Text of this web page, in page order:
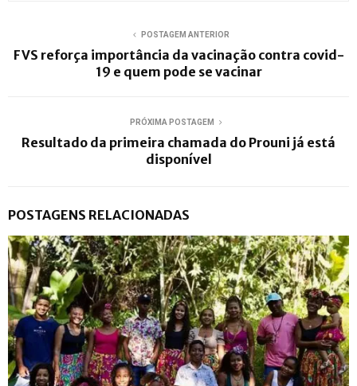
POSTAGEM ANTERIOR
FVS reforça importância da vacinação contra covid-
19 e quem pode se vacinar
PRÓXIMA POSTAGEM
Resultado da primeira chamada do Prouni já está
disponível
POSTAGENS RELACIONADAS